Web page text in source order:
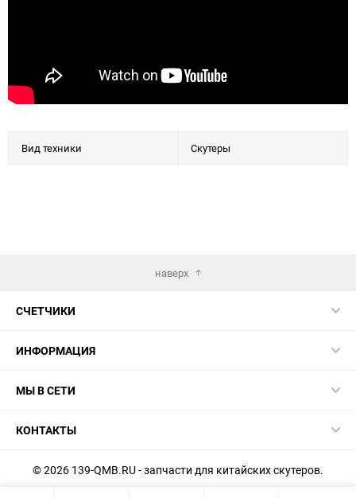
Вид техники Скутеры
наверх
СЧЕТЧИКИ
ИНФОРМАЦИЯ
МЫ В СЕТИ
КОНТАКТЫ
© 2026 139-QMB.RU - запчасти для китайских скутеров.